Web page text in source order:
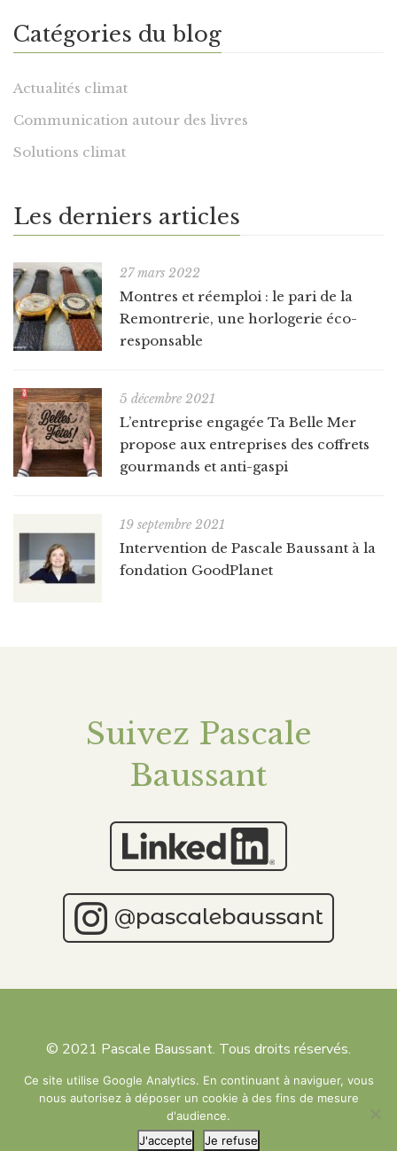
Catégories du blog
Actualités climat
Communication autour des livres
Solutions climat
Les derniers articles
27 mars 2022
Montres et réemploi : le pari de la
Remontrerie, une horlogerie éco-
responsable
5 décembre 2021
L’entreprise engagée Ta Belle Mer
propose aux entreprises des coffrets
gourmands et anti-gaspi
19 septembre 2021
Intervention de Pascale Baussant à la
fondation GoodPlanet
Suivez Pascale
Baussant
© 2021 Pascale Baussant. Tous droits réservés.
Reproduction interdite sans atorisation.
Contact :contact@entreprise-climat.com
Mentions Légales
Ce site utilise Google Analytics. En continuant à naviguer, vous
nous autorisez à déposer un cookie à des fins de mesure
d'audience.
J'accepte
Je refuse